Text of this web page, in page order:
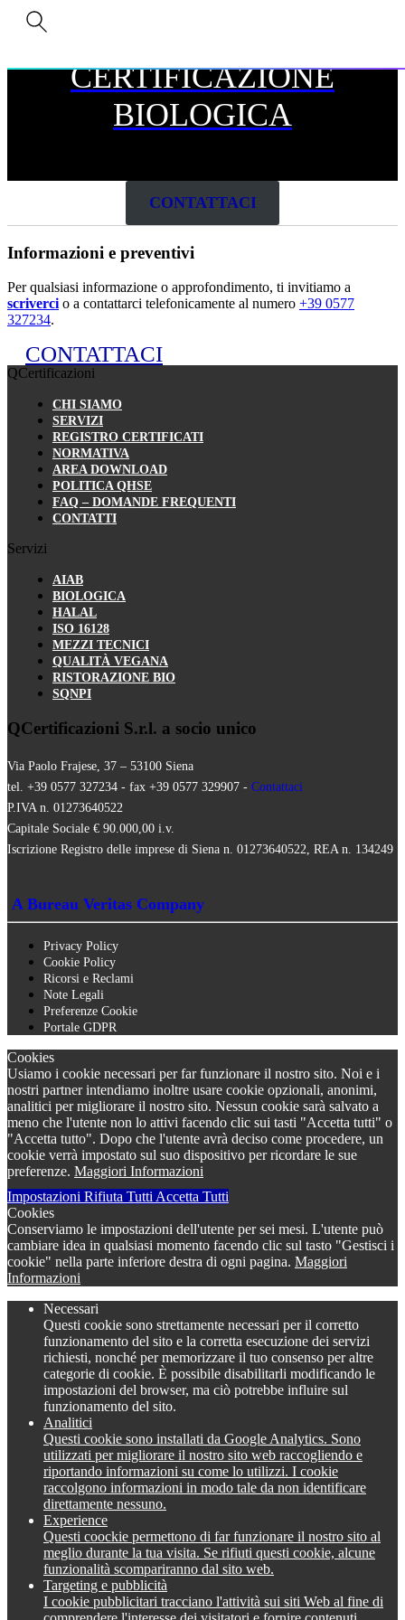
CERTIFICAZIONE
BIOLOGICA
CONTATTACI
Informazioni e preventivi
Per qualsiasi informazione o approfondimento, ti invitiamo a
scrivercio a contattarci telefonicamente al numero +39 0577
327234.
CONTATTACI
QCertificazioni
CHI SIAMO
SERVIZI
REGISTRO CERTIFICATI
NORMATIVA
AREA DOWNLOAD
POLITICA QHSE
FAQ – DOMANDE FREQUENTI
CONTATTI
Servizi
AIAB
BIOLOGICA
HALAL
ISO 16128
MEZZI TECNICI
QUALITÀ VEGANA
RISTORAZIONE BIO
SQNPI
QCertificazioni S.r.l. a socio unico
Via Paolo Frajese, 37 – 53100 Siena
tel. +39 0577 327234 - fax +39 0577 329907 - Contattaci
P.IVA n. 01273640522
Capitale Sociale € 90.000,00 i.v.
Iscrizione Registro delle imprese di Siena n. 01273640522, REA n. 134249
A Bureau Veritas Company
Privacy Policy
Cookie Policy
Ricorsi e Reclami
Note Legali
Preferenze Cookie
Portale GDPR
Cookies
Usiamo i cookie necessari per far funzionare il nostro sito. Noi e i
nostri partner intendiamo inoltre usare cookie opzionali, anonimi,
analitici per migliorare il nostro sito. Nessun cookie sarà salvato a
meno che l'utente non lo attivi facendo clic sui tasti "Accetta tutti" o
"Accetta tutto". Dopo che l'utente avrà deciso come procedere, un
cookie verrà impostato sul suo dispositivo per ricordare le sue
preferenze. Maggiori Informazioni
Impostazioni Rifiuta Tutti Accetta Tutti
Cookies
Conserviamo le impostazioni dell'utente per sei mesi. L'utente può
cambiare idea in qualsiasi momento facendo clic sul tasto "Gestisci i
cookie" nella parte inferiore destra di ogni pagina. Maggiori
Informazioni
Necessari
Questi cookie sono strettamente necessari per il corretto
funzionamento del sito e la corretta esecuzione dei servizi
richiesti, nonché per memorizzare il tuo consenso per altre
categorie di cookie. È possibile disabilitarli modificando le
impostazioni del browser, ma ciò potrebbe influire sul
funzionamento del sito.
Analitici
Questi cookie sono installati da Google Analytics. Sono
utilizzati per migliorare il nostro sito web raccogliendo e
riportando informazioni su come lo utilizzi. I cookie
raccolgono informazioni in modo tale da non identificare
direttamente nessuno.
Experience
Questi coockie permettono di far funzionare il nostro sito al
meglio durante la tua visita. Se rifiuti questi cookie, alcune
funzionalità scompariranno dal sito web.
Targeting e pubblicità
I cookie pubblicitari tracciano l'attività sui siti Web al fine di